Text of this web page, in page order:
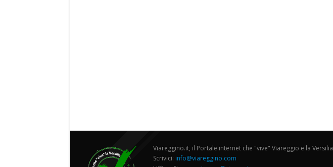
Viareggino.it, il Portale internet che "vive" Viareggio e la Versilia
Scrivici: info@viareggino.com